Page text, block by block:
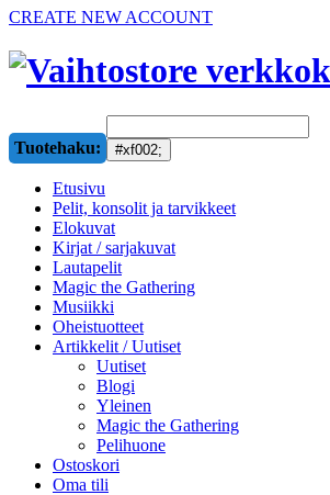
CREATE NEW ACCOUNT
Tuotehaku:
Etusivu
Pelit, konsolit ja tarvikkeet
Elokuvat
Kirjat / sarjakuvat
Lautapelit
Magic the Gathering
Musiikki
Oheistuotteet
Artikkelit / Uutiset
Uutiset
Blogi
Yleinen
Magic the Gathering
Pelihuone
Ostoskori
Oma tili